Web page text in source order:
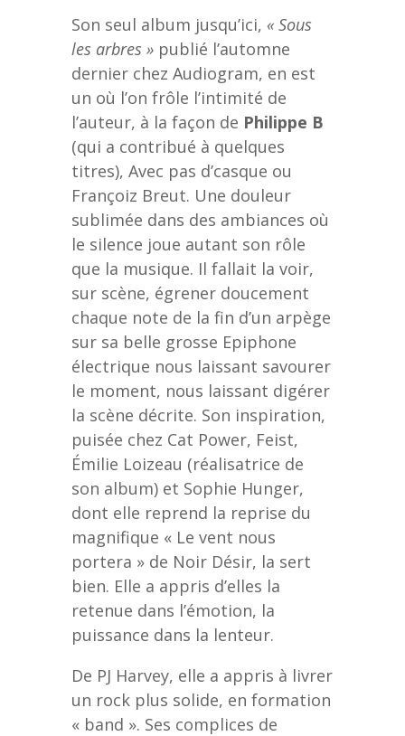
Son seul album jusqu’ici, « Sous
les arbres » publié l’automne
dernier chez Audiogram, en est
un où l’on frôle l’intimité de
l’auteur, à la façon de Philippe B
(qui a contribué à quelques
titres), Avec pas d’casque ou
Françoiz Breut. Une douleur
sublimée dans des ambiances où
le silence joue autant son rôle
que la musique. Il fallait la voir,
sur scène, égrener doucement
chaque note de la fin d’un arpège
sur sa belle grosse Epiphone
électrique nous laissant savourer
le moment, nous laissant digérer
la scène décrite. Son inspiration,
puisée chez Cat Power, Feist,
Émilie Loizeau (réalisatrice de
son album) et Sophie Hunger,
dont elle reprend la reprise du
magnifique « Le vent nous
portera » de Noir Désir, la sert
bien. Elle a appris d’elles la
retenue dans l’émotion, la
puissance dans la lenteur.
De PJ Harvey, elle a appris à livrer
un rock plus solide, en formation
« band ». Ses complices de